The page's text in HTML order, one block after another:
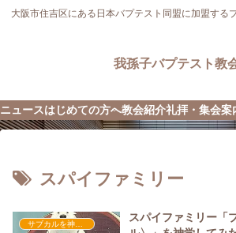
大阪市住吉区にある日本バプテスト同盟に加盟する
我孫子バプテスト教
ニュースはじめての方へ教会紹介礼拝・集会案
スパイファミリー
サブカルを神学してみた
スパイファミリー「